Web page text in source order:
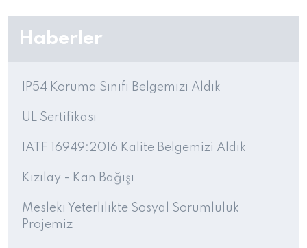
Haberler
IP54 Koruma Sınıfı Belgemizi Aldık
UL Sertifikası
IATF 16949:2016 Kalite Belgemizi Aldık
Kızılay - Kan Bağışı
Mesleki Yeterlilikte Sosyal Sorumluluk
Projemiz